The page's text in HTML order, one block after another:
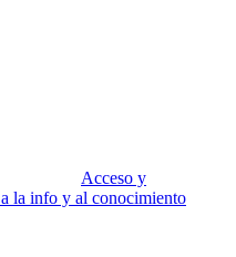
Acceso y
la info y al conocimiento